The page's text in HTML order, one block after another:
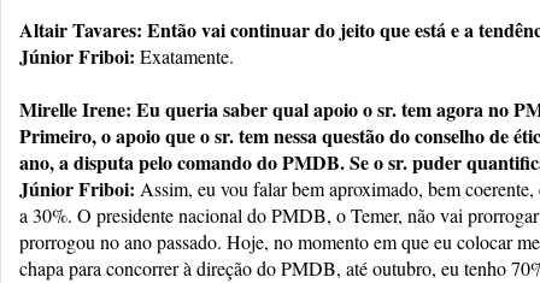
Altair Tavares: Então vai continuar do jeito que está e a
Júnior Friboi: Exatamente.
Mirelle Irene: Eu queria saber qual apoio o sr. tem agora no
Primeiro, o apoio que o sr. tem nessa questão do conselho de
ano, a disputa pelo comando do PMDB. Se o sr. puder
Júnior Friboi: Assim, eu vou falar bem aproximado, bem
a 30%. O presidente nacional do PMDB, o Temer, não vai
prorrogou no ano passado. Hoje, no momento em que eu colocar
chapa para concorrer à direção do PMDB, até outubro, eu tenho